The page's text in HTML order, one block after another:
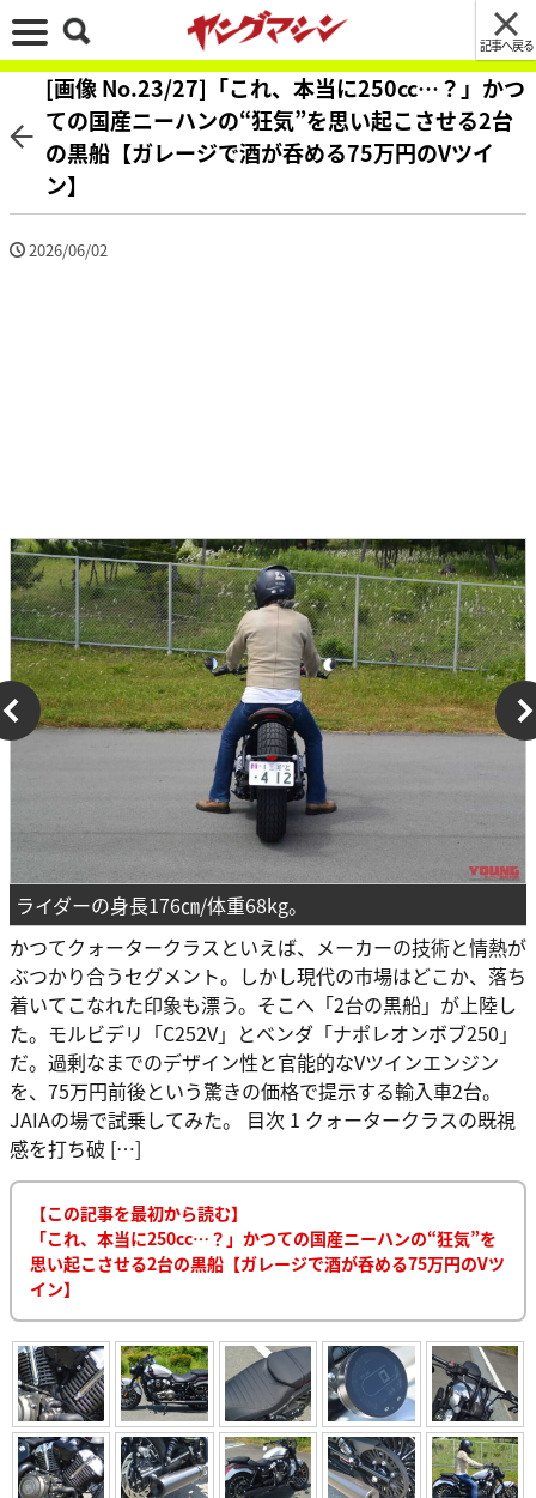
記事へ戻る
[画像 No.23/27]「これ、本当に250cc…？」かつ
ての国産ニーハンの“狂気”を思い起こさせる2台
の黒船【ガレージで酒が呑める75万円のVツイ
ン】
2026/06/02
ライダーの身長176㎝/体重68kg。
かつてクォータークラスといえば、メーカーの技術と情熱が
ぶつかり合うセグメント。しかし現代の市場はどこか、落ち
着いてこなれた印象も漂う。そこへ「2台の黒船」が上陸し
た。モルビデリ「C252V」とベンダ「ナポレオンボブ250」
だ。過剰なまでのデザイン性と官能的なVツインエンジン
を、75万円前後という驚きの価格で提示する輸入車2台。
JAIAの場で試乗してみた。 目次 1 クォータークラスの既視
感を打ち破 […]
【この記事を最初から読む】
「これ、本当に250cc…？」かつての国産ニーハンの“狂気”を
思い起こさせる2台の黒船【ガレージで酒が呑める75万円のVツ
イン】